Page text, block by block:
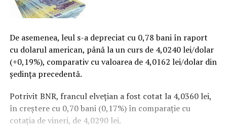
De asemenea, leul s-a depreciat cu 0,78 bani în raport
cu dolarul american, până la un curs de 4,0240 lei/dolar
(+0,19%), comparativ cu valoarea de 4,0162 lei/dolar din
şedinţa precedentă.
Potrivit BNR, francul elveţian a fost cotat la 4,0360 lei,
în creştere cu 0,70 bani (0,17%) în comparaţie cu
cotaţia de vineri, de 4,0290 lei.